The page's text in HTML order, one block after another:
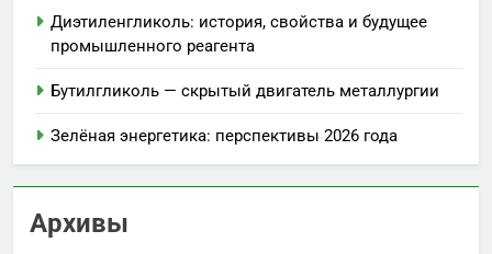
Диэтиленгликоль: история, свойства и будущее
промышленного реагента
Бутилгликоль — скрытый двигатель металлургии
Зелёная энергетика: перспективы 2026 года
Архивы